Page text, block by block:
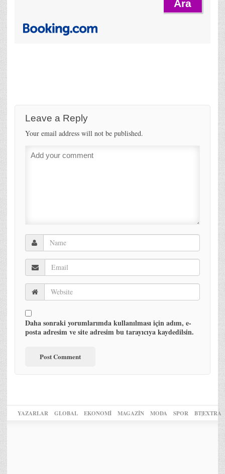
Leave a Reply
Your email address will not be published.
Daha sonraki yorumlarımda kullanılması için adım, e-
posta adresim ve site adresim bu tarayıcıya kaydedilsin.
YAZARLAR GLOBAL EKONOMİ MAGAZİN MODA SPOR BT|EXTRA